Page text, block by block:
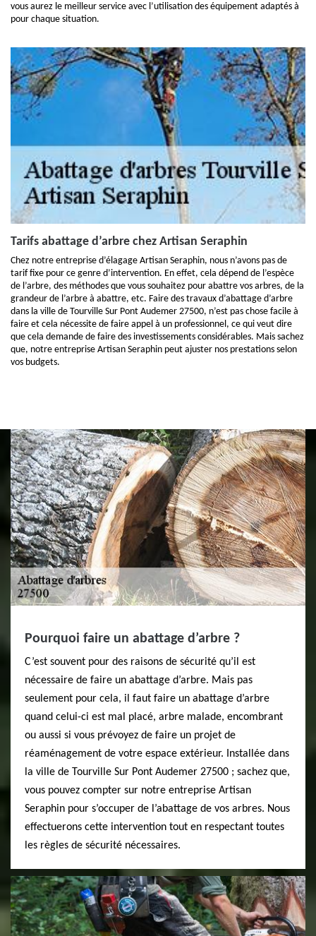
vous aurez le meilleur service avec l’utilisation des équipement adaptés à
pour chaque situation.
Tarifs abattage d’arbre chez Artisan Seraphin
Chez notre entreprise d’élagage Artisan Seraphin, nous n’avons pas de
tarif fixe pour ce genre d’intervention. En effet, cela dépend de l’espèce
de l’arbre, des méthodes que vous souhaitez pour abattre vos arbres, de la
grandeur de l’arbre à abattre, etc. Faire des travaux d’abattage d’arbre
dans la ville de Tourville Sur Pont Audemer 27500, n’est pas chose facile à
faire et cela nécessite de faire appel à un professionnel, ce qui veut dire
que cela demande de faire des investissements considérables. Mais sachez
que, notre entreprise Artisan Seraphin peut ajuster nos prestations selon
vos budgets.
Pourquoi faire un abattage d’arbre ?
C’est souvent pour des raisons de sécurité qu’il est
nécessaire de faire un abattage d’arbre. Mais pas
seulement pour cela, il faut faire un abattage d’arbre
quand celui-ci est mal placé, arbre malade, encombrant
ou aussi si vous prévoyez de faire un projet de
réaménagement de votre espace extérieur. Installée dans
la ville de Tourville Sur Pont Audemer 27500 ; sachez que,
vous pouvez compter sur notre entreprise Artisan
Seraphin pour s’occuper de l’abattage de vos arbres. Nous
effectuerons cette intervention tout en respectant toutes
les règles de sécurité nécessaires.